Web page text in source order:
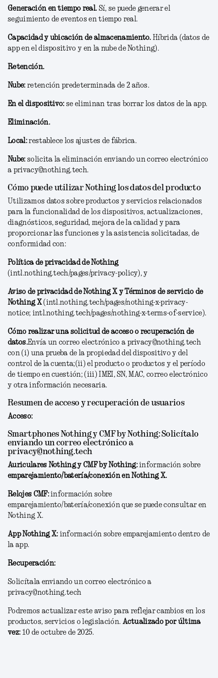
Generación en tiempo real. Sí, se puede generar el
seguimiento de eventos en tiempo real.
Capacidad y ubicación de almacenamiento. Híbrida (datos de
app en el dispositivo y en la nube de Nothing).
Retención.
Nube: retención predeterminada de 2 años.
En el dispositivo: se eliminan tras borrar los datos de la app.
Eliminación.
Local: restablece los ajustes de fábrica.
Nube: solicita la eliminación enviando un correo electrónico
a privacy@nothing.tech.
Cómo puede utilizar Nothing los datos del producto
Utilizamos datos sobre productos y servicios relacionados
para la funcionalidad de los dispositivos, actualizaciones,
diagnósticos, seguridad, mejora de la calidad y para
proporcionar las funciones y la asistencia solicitadas, de
conformidad con:
Política de privacidad de Nothing
(intl.nothing.tech/pages/privacy-policy), y
Aviso de privacidad de Nothing X y Términos de servicio de
Nothing X(intl.nothing.tech/pages/nothing-x-privacy-
notice; intl.nothing.tech/pages/nothing-x-terms-of-service).
Cómo realizar una solicitud de acceso o recuperación de
datos.Envía un correo electrónico a privacy@nothing.tech
con (i) una prueba de la propiedad del dispositivo y del
control de la cuenta;(ii) el producto o productos y el período
de tiempo en cuestión; (iii) IMEI, SN, MAC, correo electrónico
y otra información necesaria.
Resumen de acceso y recuperación de usuarios
Acceso:
Smartphones Nothing y CMF by Nothing:Solicítalo
enviando un correo electrónico a
privacy@nothing.tech
Auriculares Nothing y CMF by Nothing:información sobre
emparejamiento/batería/conexión en Nothing X.
Relojes CMF: información sobre
emparejamiento/batería/conexión que se puede consultar en
Nothing X.
App Nothing X: información sobre emparejamiento dentro de
la app.
Recuperación:
Solicítala enviando un correo electrónico a
privacy@nothing.tech
Podremos actualizar este aviso para reflejar cambios en los
productos, servicios o legislación. Actualizado por última
vez: 10 de octubre de 2025.